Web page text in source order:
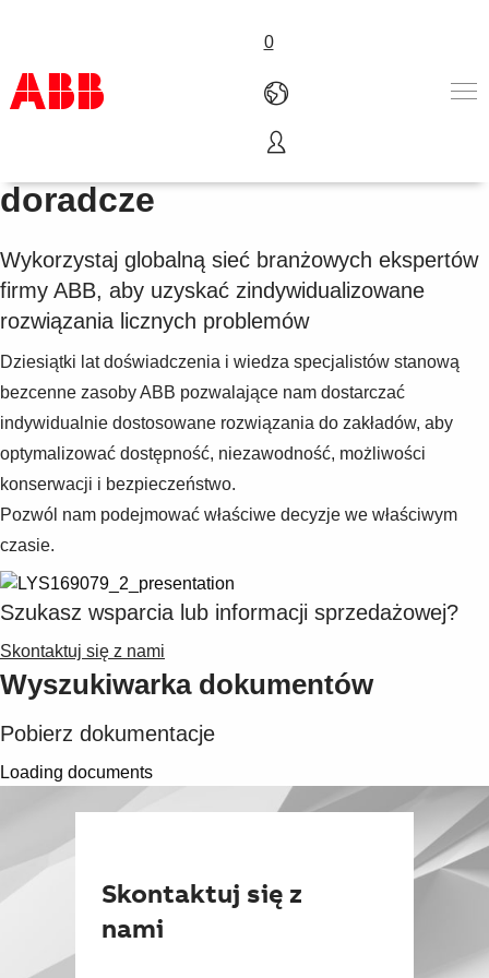
0
Produkty i rozwiązania
Branże
About us
Złóż zamówienie
Skontaktuj się z nami
Usługi inżynierskie i
doradcze
Wykorzystaj globalną sieć branżowych ekspertów
firmy ABB, aby uzyskać zindywidualizowane
rozwiązania licznych problemów
Dziesiątki lat doświadczenia i wiedza specjalistów stanową
bezcenne zasoby ABB pozwalające nam dostarczać
indywidualnie dostosowane rozwiązania do zakładów, aby
optymalizować dostępność, niezawodność, możliwości
konserwacji i bezpieczeństwo.
Pozwól nam podejmować właściwe decyzje we właściwym
czasie.
Szukasz wsparcia lub informacji sprzedażowej?
Skontaktuj się z nami
Wyszukiwarka dokumentów
Pobierz dokumentacje
Loading documents
Skontaktuj się z
nami